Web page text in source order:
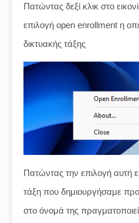
Πατώντας δεξί κλικ στο
επιλογή open enrollment η
δικτυακής τάξης
Πατώντας την επιλογή αυτή
τάξη που δημιουργήσαμε
στο όνομά της